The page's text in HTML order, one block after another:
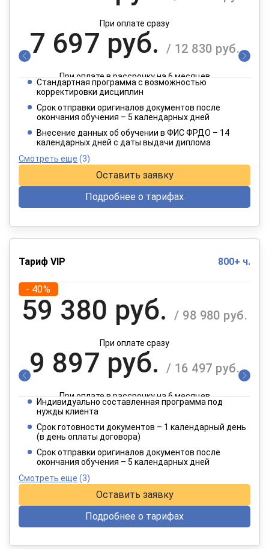
При оплате сразу
7 697 руб. / 12 830 руб.
При оплате в рассрочку на 6 месяцев
3 849 руб.
При оплате в рассрочку на 12 месяцев
Стандартная программа с возможностью
корректировки дисциплин
Срок отправки оригиналов документов после
окончания обучения – 5 календарных дней
Внесение данных об обучении в ФИС ФРДО – 14
календарных дней с даты выдачи диплома
Смотреть еще (3)
Оставить заявку
Подробнее о тарифах
Тариф VIP 800+ ч.
- 40%
59 380 руб. / 98 980 руб.
При оплате сразу
9 897 руб. / 16 497 руб.
При оплате в рассрочку на 6 месяцев
4 949 руб. / 8 249 руб.
При оплате в рассрочку на 12 месяцев
Индивидуально составленная программа под
нужды клиента
Срок готовности документов – 1 календарный день
(в день оплаты договора)
Срок отправки оригиналов документов после
окончания обучения – 5 календарных дней
Смотреть еще (3)
Оставить заявку
Подробнее о тарифах